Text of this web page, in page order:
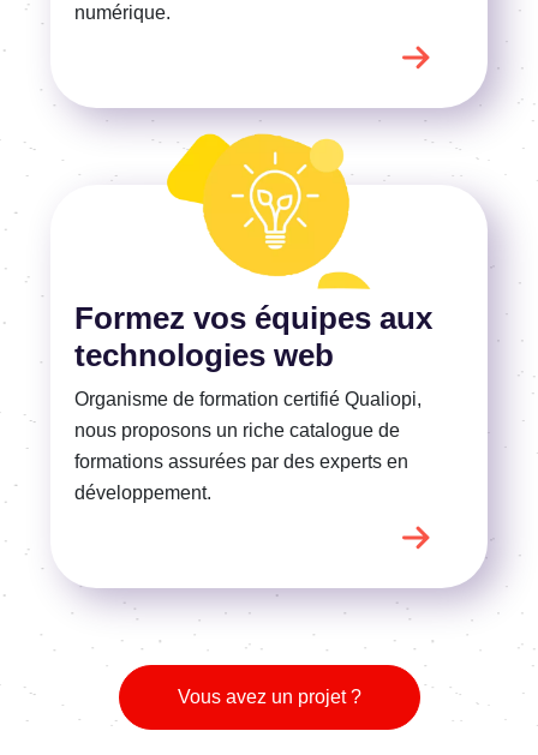
numérique.
Formez vos équipes aux
technologies web
Organisme de formation certifié Qualiopi,
nous proposons un riche catalogue de
formations assurées par des experts en
développement.
En savoir plus
Vous avez un projet ?